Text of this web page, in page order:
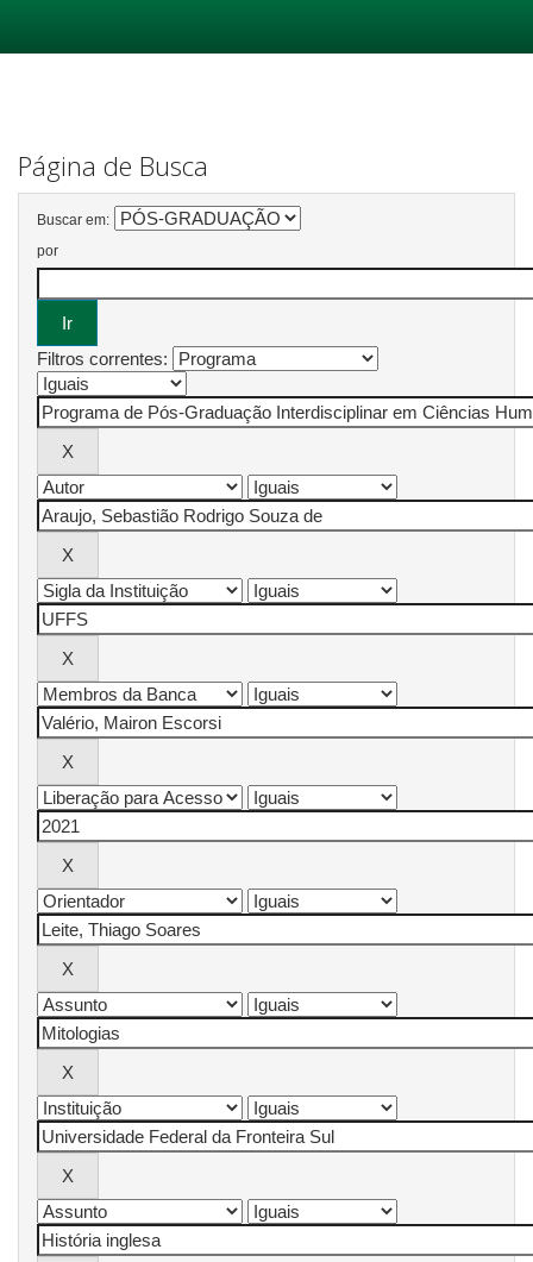
Página de Busca
Buscar em:
por
Filtros correntes: